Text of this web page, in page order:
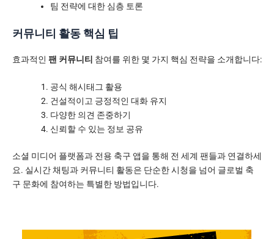
팀 전략에 대한 심층 토론
커뮤니티 활동 핵심 팁
효과적인 팬 커뮤니티 참여를 위한 몇 가지 핵심 전략을 소개합니다:
공식 해시태그 활용
건설적이고 긍정적인 대화 유지
다양한 의견 존중하기
신뢰할 수 있는 정보 공유
소셜 미디어 플랫폼과 전용 축구 앱을 통해 전 세계 팬들과 연결하세
요. 실시간 채팅과 커뮤니티 활동은 단순한 시청을 넘어 글로벌 축
구 문화에 참여하는 특별한 방법입니다.